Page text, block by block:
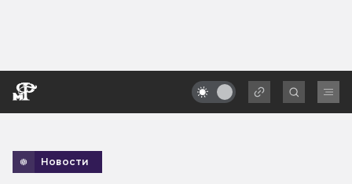
Новости